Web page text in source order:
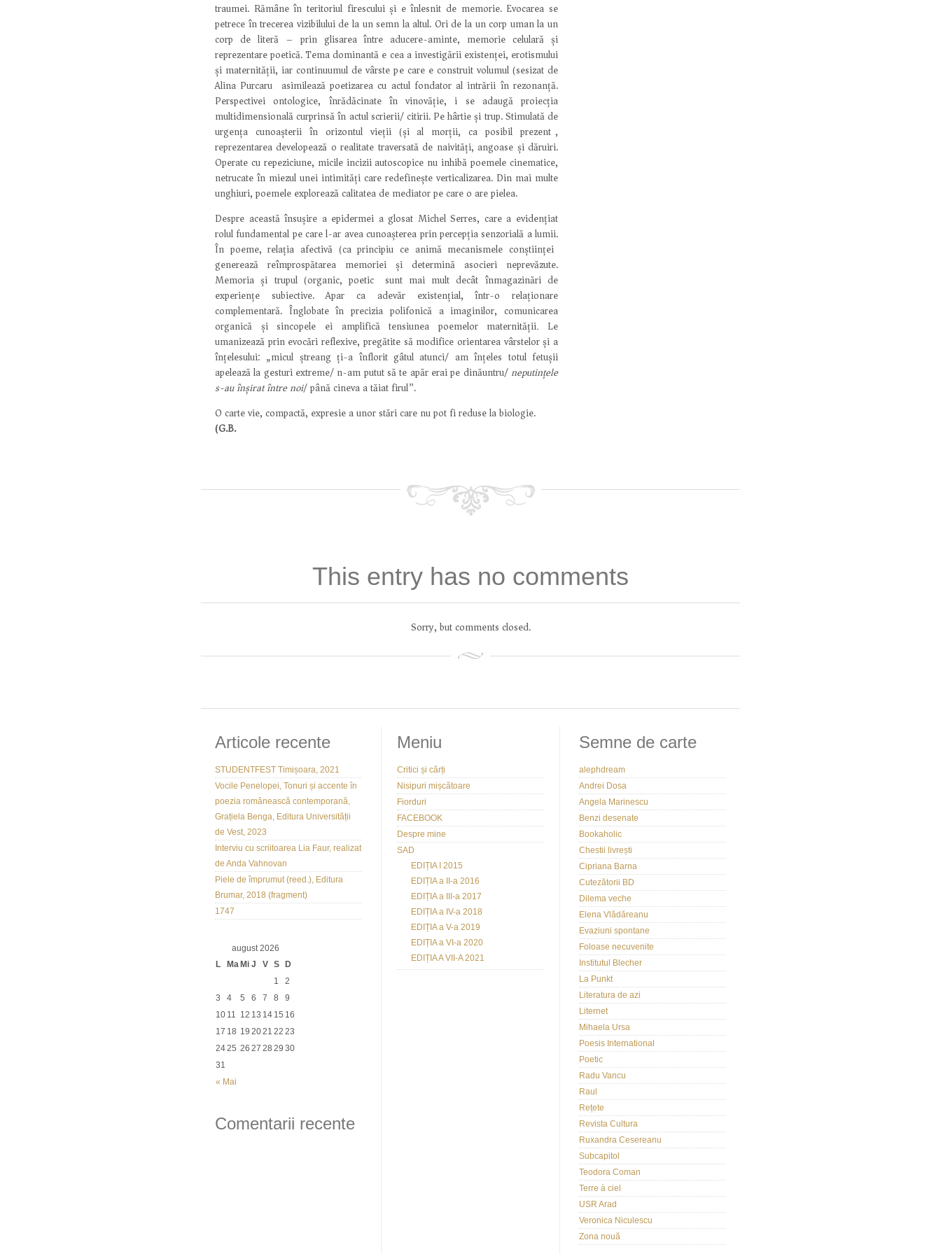
traumei. Rămâne în teritoriul firescului și e înlesnit de memorie. Evocarea se
petrece în trecerea vizibilului de la un semn la altul. Ori de la un corp uman la un
corp de literă – prin glisarea între aducere-aminte, memorie celulară și
reprezentare poetică. Tema dominantă e cea a investigării existenței, erotismului
și maternității, iar continuumul de vârste pe care e construit volumul (sesizat de
Alina Purcaru) asimilează poetizarea cu actul fondator al intrării în rezonanță.
Perspectivei ontologice, înrădăcinate în vinovăție, i se adaugă proiecția
multidimensională curprinsă în actul scrierii/ citirii. Pe hârtie și trup. Stimulată de
urgența cunoașterii în orizontul vieții (și al morții, ca posibil prezent),
reprezentarea developează o realitate traversată de naivități, angoase și dăruiri.
Operate cu repeziciune, micile incizii autoscopice nu inhibă poemele cinematice,
netrucate în miezul unei intimități care redefinește verticalizarea. Din mai multe
unghiuri, poemele explorează calitatea de mediator pe care o are pielea.
Despre această însușire a epidermei a glosat Michel Serres, care a evidențiat
rolul fundamental pe care l-ar avea cunoașterea prin percepția senzorială a lumii.
În poeme, relația afectivă (ca principiu ce animă mecanismele conștiinței)
generează reîmprospătarea memoriei și determină asocieri neprevăzute.
Memoria și trupul (organic, poetic) sunt mai mult decât înmagazinări de
experiențe subiective. Apar ca adevăr existențial, într-o relaționare
complementară. Înglobate în precizia polifonică a imaginilor, comunicarea
organică și sincopele ei amplifică tensiunea poemelor maternității. Le
umanizează prin evocări reflexive, pregătite să modifice orientarea vârstelor și a
înțelesului: „micul ștreang ți-a înflorit gâtul atunci/ am înțeles totul fetușii
apelează la gesturi extreme/ n-am putut să te apăr erai pe dinăuntru/ neputințele
s-auînșirat între noi/ până cineva a tăiat firul”.
O carte vie, compactă, expresie a unor stări care nu pot fi reduse la biologie.
(G.B.)
This entry has no comments
Sorry, but comments closed.
Articole recente
STUDENTFEST Timișoara, 2021
Vocile Penelopei, Tonuri și accente în
poezia românească contemporană,
Grațiela Benga, Editura Universității
de Vest, 2023
Interviu cu scriitoarea Lia Faur, realizat
de Anda Vahnovan
Piele de împrumut (reed.), Editura
Brumar, 2018 (fragment)
1747
august 2026
L
Ma Mi J V S D
« Mai
1
2
3
4 5 6 7 8
9
10 11 12 13 14 15 16
17 18 19 2021 22 23
2425 26 27 28 29 30
31
Comentarii recente
Meniu
Critici și cărți
Nisipuri mișcătoare
Fiorduri
FACEBOOK
Despre mine
SAD
EDIȚIA I 2015
EDIȚIA a II-a 2016
EDIȚIA a III-a 2017
EDIȚIA a IV-a 2018
EDIȚIA a V-a 2019
EDIȚIA a VI-a 2020
EDIȚIA A VII-A 2021
Semne de carte
alephdream
Andrei Dosa
Angela Marinescu
Benzi desenate
Bookaholic
Chestii livrești
Cipriana Barna
Cutezătorii BD
Dilema veche
Elena Vlădăreanu
Evaziuni spontane
Foloase necuvenite
Institutul Blecher
La Punkt
Literatura de azi
Liternet
Mihaela Ursa
Poesis International
Poetic
Radu Vancu
Raul
Rețete
Revista Cultura
Ruxandra Cesereanu
Subcapitol
Teodora Coman
Terre à ciel
USR Arad
Veronica Niculescu
Zona nouă